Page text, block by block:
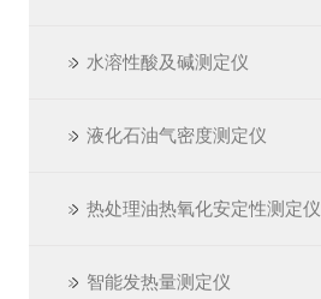
水溶性酸及碱测定仪
液化石油气密度测定仪
热处理油热氧化安定性测定仪
智能发热量测定仪